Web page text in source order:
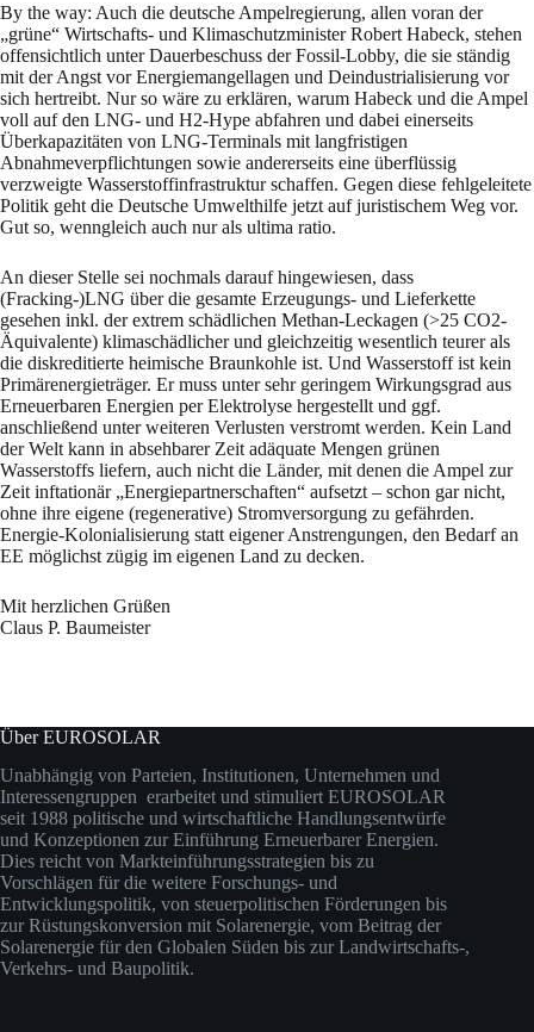
By the way: Auch die deutsche Ampelregierung, allen voran der
„grüne“ Wirtschafts- und Klimaschutzminister Robert Habeck, stehen
offensichtlich unter Dauerbeschuss der Fossil-Lobby, die sie ständig
mit der Angst vor Energiemangellagen und Deindustrialisierung vor
sich hertreibt. Nur so wäre zu erklären, warum Habeck und die Ampel
voll auf den LNG- und H2-Hype abfahren und dabei einerseits
Überkapazitäten von LNG-Terminals mit langfristigen
Abnahmeverpflichtungen sowie andererseits eine überflüssig
verzweigte Wasserstoffinfrastruktur schaffen. Gegen diese fehlgeleitete
Politik geht die Deutsche Umwelthilfe jetzt auf juristischem Weg vor.
Gut so, wenngleich auch nur als ultima ratio.
An dieser Stelle sei nochmals darauf hingewiesen, dass
(Fracking-)LNG über die gesamte Erzeugungs- und Lieferkette
gesehen inkl. der extrem schädlichen Methan-Leckagen (>25 CO2-
Äquivalente) klimaschädlicher und gleichzeitig wesentlich teurer als
die diskreditierte heimische Braunkohle ist. Und Wasserstoff ist kein
Primärenergieträger. Er muss unter sehr geringem Wirkungsgrad aus
Erneuerbaren Energien per Elektrolyse hergestellt und ggf.
anschließend unter weiteren Verlusten verstromt werden. Kein Land
der Welt kann in absehbarer Zeit adäquate Mengen grünen
Wasserstoffs liefern, auch nicht die Länder, mit denen die Ampel zur
Zeit inftationär „Energiepartnerschaften“ aufsetzt – schon gar nicht,
ohne ihre eigene (regenerative) Stromversorgung zu gefährden.
Energie-Kolonialisierung statt eigener Anstrengungen, den Bedarf an
EE möglichst zügig im eigenen Land zu decken.
Mit herzlichen Grüßen
Claus P. Baumeister
Über EUROSOLAR
Unabhängig von Parteien, Institutionen, Unternehmen und
Interessengruppen erarbeitet und stimuliert EUROSOLAR
seit 1988 politische und wirtschaftliche Handlungsentwürfe
und Konzeptionen zur Einführung Erneuerbarer Energien.
Dies reicht von Markteinführungsstrategien bis zu
Vorschlägen für die weitere Forschungs- und
Entwicklungspolitik, von steuerpolitischen Förderungen bis
zur Rüstungskonversion mit Solarenergie, vom Beitrag der
Solarenergie für den Globalen Süden bis zur Landwirtschafts-,
Verkehrs- und Baupolitik.